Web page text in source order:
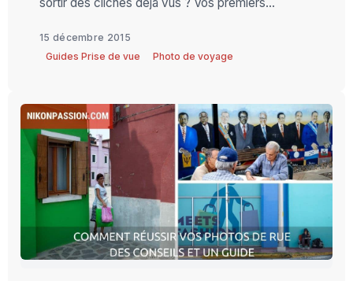
15 décembre 2015
Guides Prise de vue
Photo de voyage